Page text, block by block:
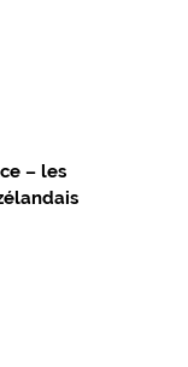
– les